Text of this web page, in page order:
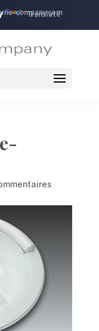
company.com
Translate